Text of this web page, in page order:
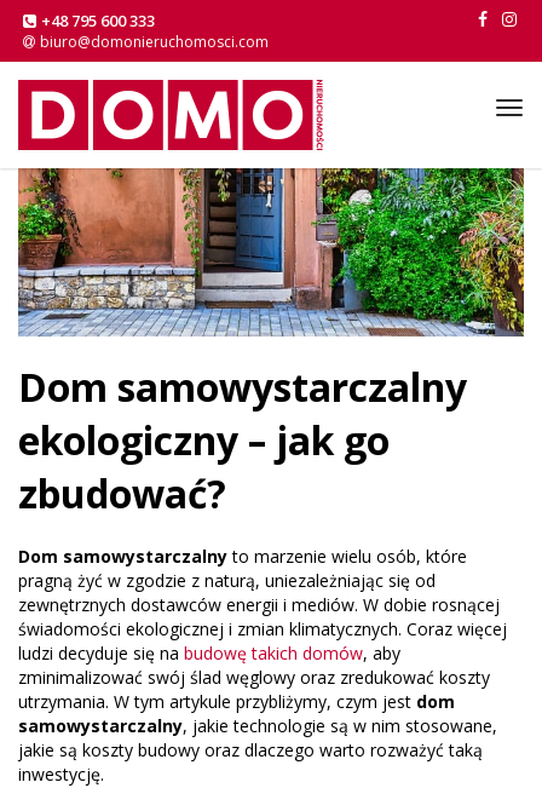
+48 795 600 333
biuro@domonieruchomosci.com
Dom samowystarczalny
ekologiczny – jak go
zbudować?
Dom samowystarczalnyto marzenie wielu osób, które
pragną żyć w zgodzie z naturą, uniezależniając się od
zewnętrznych dostawców energii i mediów. W dobie rosnącej
świadomości ekologicznej i zmian klimatycznych. Coraz więcej
ludzi decyduje się na budowę takich domów, aby
zminimalizować swój ślad węglowy oraz zredukować koszty
utrzymania. W tym artykule przybliżymy, czym jest dom
samowystarczalny, jakie technologie są w nim stosowane,
jakie są koszty budowy oraz dlaczego warto rozważyć taką
inwestycję.